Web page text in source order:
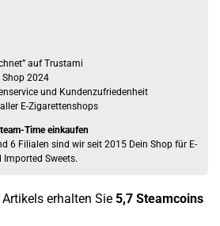
auf Trustami
Shop 2024
und Kundenzufriedenheit
E-Zigarettenshops
Time einkaufen
6 Filialen sind wir seit 2015 Dein Shop für E-
Sweets.
erhalten Sie 5,7 Steamcoins